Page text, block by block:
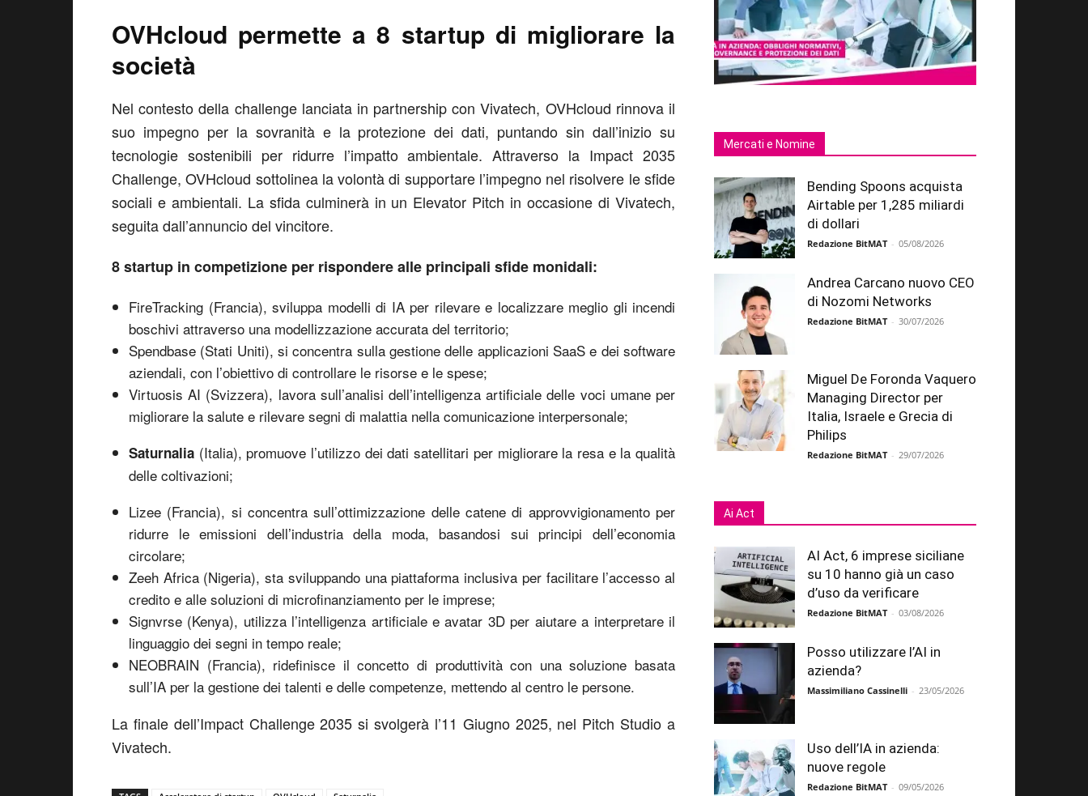
OVHcloud permette a 8 startup di migliorare la
società
Nel contesto della challenge lanciata in partnership con Vivatech, OVHcloud rinnova il
suo impegno per la sovranità e la protezione dei dati, puntando sin dall’inizio su
tecnologie sostenibili per ridurre l’impatto ambientale. Attraverso la Impact 2035
Challenge, OVHcloud sottolinea la volontà di supportare l’impegno nel risolvere le sfide
sociali e ambientali. La sfida culminerà in un Elevator Pitch in occasione di Vivatech,
seguita dall’annuncio del vincitore.
8 startup in competizione per rispondere alle principali sfide monidali:
FireTracking (Francia), sviluppa modelli di IA per rilevare e localizzare meglio gli incendi
boschivi attraverso una modellizzazione accurata del territorio;
Spendbase (Stati Uniti), si concentra sulla gestione delle applicazioni SaaS e dei software
aziendali, con l’obiettivo di controllare le risorse e le spese;
Virtuosis AI (Svizzera), lavora sull’analisi dell’intelligenza artificiale delle voci umane per
migliorare la salute e rilevare segni di malattia nella comunicazione interpersonale;
Saturnalia (Italia), promuove l’utilizzo dei dati satellitari per migliorare la resa e la qualità
delle coltivazioni;
Lizee (Francia), si concentra sull’ottimizzazione delle catene di approvvigionamento per
ridurre le emissioni dell’industria della moda, basandosi sui principi dell’economia
circolare;
Zeeh Africa (Nigeria), sta sviluppando una piattaforma inclusiva per facilitare l’accesso al
credito e alle soluzioni di microfinanziamento per le imprese;
Signvrse (Kenya), utilizza l’intelligenza artificiale e avatar 3D per aiutare a interpretare il
linguaggio dei segni in tempo reale;
NEOBRAIN (Francia), ridefinisce il concetto di produttività con una soluzione basata
sull’IA per la gestione dei talenti e delle competenze, mettendo al centro le persone.
La finale dell’Impact Challenge 2035 si svolgerà l’11 Giugno 2025, nel Pitch Studio a
Vivatech.
Mercati e Nomine
Bending Spoons acquista
Airtable per 1,285 miliardi
di dollari
Redazione BitMAT - 05/08/2026
Andrea Carcano nuovo CEO
di Nozomi Networks
Redazione BitMAT - 30/07/2026
Miguel De Foronda Vaquero
Managing Director per
Italia, Israele e Grecia di
Philips
Redazione BitMAT - 29/07/2026
Ai Act
AI Act, 6 imprese siciliane
su 10 hanno già un caso
d’uso da verificare
Redazione BitMAT - 03/08/2026
Posso utilizzare l’AI in
azienda?
Massimiliano Cassinelli - 23/05/2026
Uso dell’IA in azienda:
nuove regole
Redazione BitMAT - 09/05/2026